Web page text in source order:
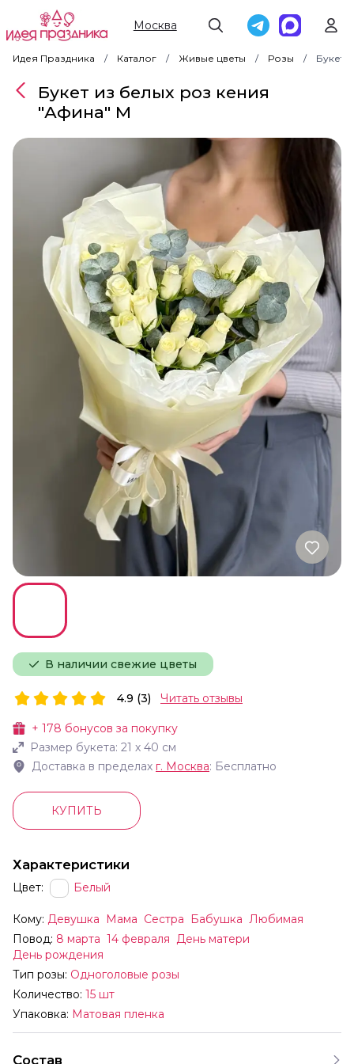
Москва
Идея Праздника Каталог Живые цветы Розы Букет
В наличии свежие цветы
Букет из белых роз кения
"Афина" M
+ 178 бонусов за покупку
Размер букета: 21 х 40 см
Доставка в пределах г. Москва: Бесплатно
4.9 (3) Читать отзывы
КУПИТЬ
Характеристики
Цвет: Белый
Кому: Девушка Мама Сестра Бабушка Любимая
Повод: 8 марта 14 февраля День матери
День рождения
Тип розы: Одноголовые розы
Количество: 15 шт
Упаковка: Матовая пленка
Состав